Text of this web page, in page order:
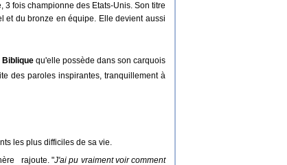
3 fois championne des Etats-Unis. Son titre
et du bronze en équipe. Elle devient aussi
Biblique qu'elle possède dans son carquois
des paroles inspirantes, tranquillement à
les plus difficiles de sa vie.
rajoute. "J'ai pu vraiment voir comment